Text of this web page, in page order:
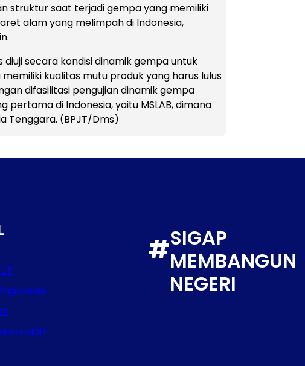
struktur saat terjadi gempa yang memiliki
alam yang melimpah di Indonesia,
diuji secara kondisi dinamik gempa untuk
kualitas mutu produk yang harus lulus
difasilitasi pengujian dinamik gempa
di Indonesia, yaitu MSLAB, dimana
Tenggara. (BPJT/Dms)
LAKIP
#SIGAP
MEMBANGUN
NEGERI